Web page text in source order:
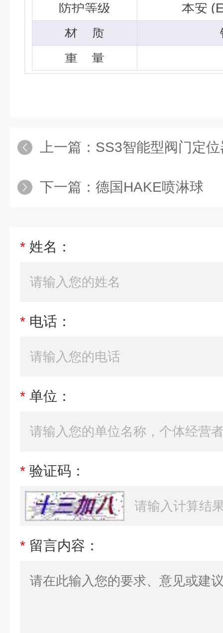
防护等级
本安
材
质
重
量
上一篇： SS3智能型阀门定位
下一篇： 德国HAKE喷淋球
* 姓名：
* 电话：
* 单位：
* 验证码：
* 留言内容：